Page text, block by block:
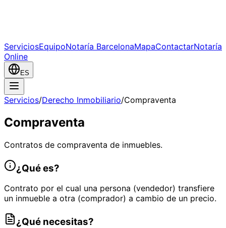
ServiciosEquipoNotaría BarcelonaMapaContactarNotaría
Online
ES
Servicios/Derecho Inmobiliario/Compraventa
Compraventa
Contratos de compraventa de inmuebles.
¿Qué es?
Contrato por el cual una persona (vendedor) transfiere
un inmueble a otra (comprador) a cambio de un precio.
¿Qué necesitas?